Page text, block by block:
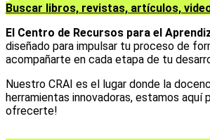
Buscar libros, revistas, artículos,
El Centro de Recursos para el
diseñado para impulsar tu proceso de
acompañarte en cada etapa de tu
Nuestro CRAI es el lugar donde la
herramientas innovadoras, estamos
ofrecerte!